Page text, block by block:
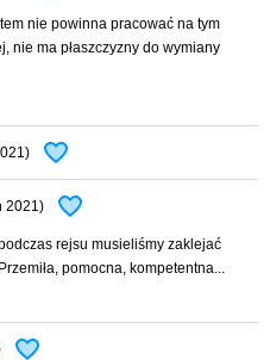
nie powinna pracować na tym
nie ma płaszczyzny do wymiany
2021)
rejsu musieliśmy zaklejać
pomocna, kompetentna...